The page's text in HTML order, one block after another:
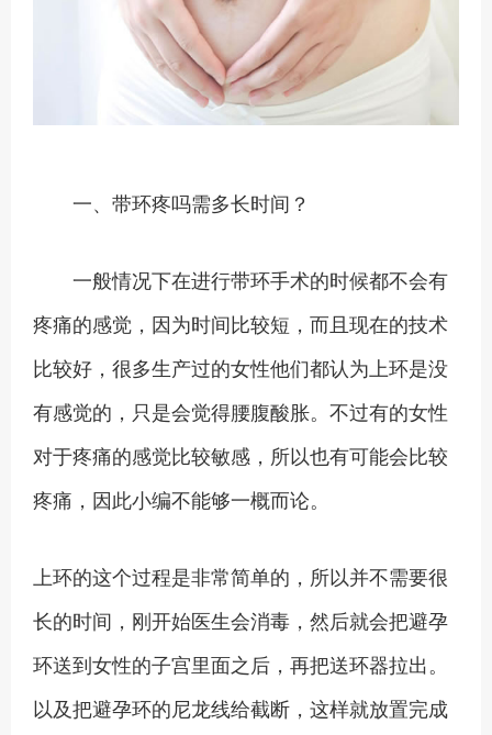
一、带环疼吗需多长时间？
一般情况下在进行带环手术的时候都不会有
疼痛的感觉，因为时间比较短，而且现在的技术
比较好，很多生产过的女性他们都认为上环是没
有感觉的，只是会觉得腰腹酸胀。不过有的女性
对于疼痛的感觉比较敏感，所以也有可能会比较
疼痛，因此小编不能够一概而论。
上环的这个过程是非常简单的，所以并不需要很
长的时间，刚开始医生会消毒，然后就会把避孕
环送到女性的子宫里面之后，再把送环器拉出。
以及把避孕环的尼龙线给截断，这样就放置完成